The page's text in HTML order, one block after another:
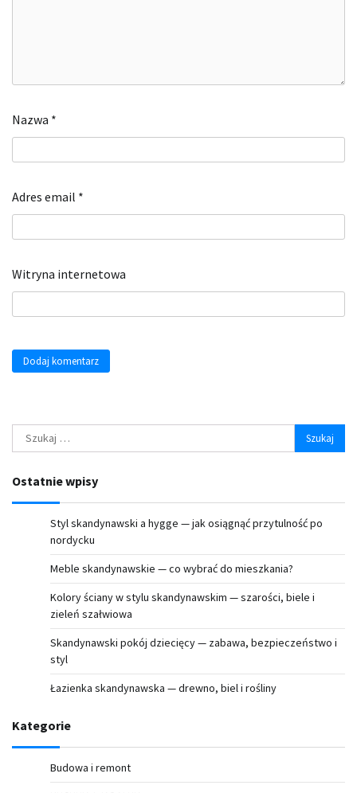
Nazwa *
Adres email *
Witryna internetowa
Szukaj:
Ostatnie wpisy
Styl skandynawski a hygge — jak osiągnąć przytulność po
nordycku
Meble skandynawskie — co wybrać do mieszkania?
Kolory ściany w stylu skandynawskim — szarości, biele i
zieleń szałwiowa
Skandynawski pokój dziecięcy — zabawa, bezpieczeństwo i
styl
Łazienka skandynawska — drewno, biel i rośliny
Kategorie
Budowa i remont